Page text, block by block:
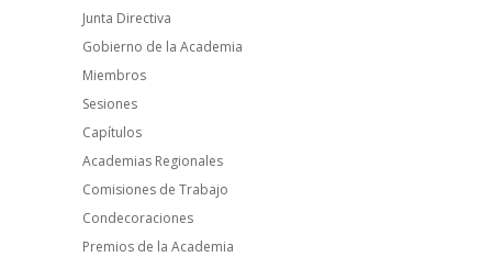
Junta Directiva
Gobierno de la Academia
Miembros
Sesiones
Capítulos
Academias Regionales
Comisiones de Trabajo
Condecoraciones
Premios de la Academia